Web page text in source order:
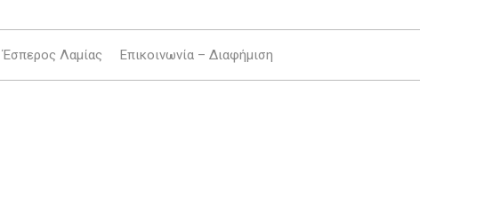
Έσπερος Λαμίας Επικοινωνία – Διαφήμιση